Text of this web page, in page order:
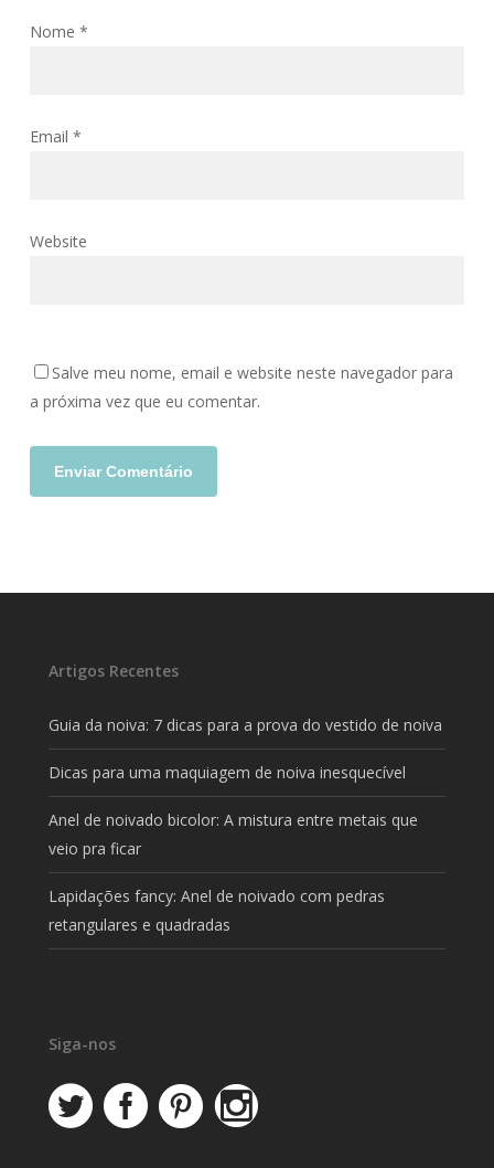
Nome *
Email *
Website
Salve meu nome, email e website neste navegador para
a próxima vez que eu comentar.
Artigos Recentes
Guia da noiva: 7 dicas para a prova do vestido de noiva
Dicas para uma maquiagem de noiva inesquecível
Anel de noivado bicolor: A mistura entre metais que
veio pra ficar
Lapidações fancy: Anel de noivado com pedras
retangulares e quadradas
Siga-nos